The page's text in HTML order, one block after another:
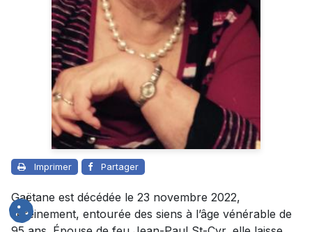
Imprimer Partager
Gaëtane est décédée le 23 novembre 2022,
sereinement, entourée des siens à l’âge vénérable de